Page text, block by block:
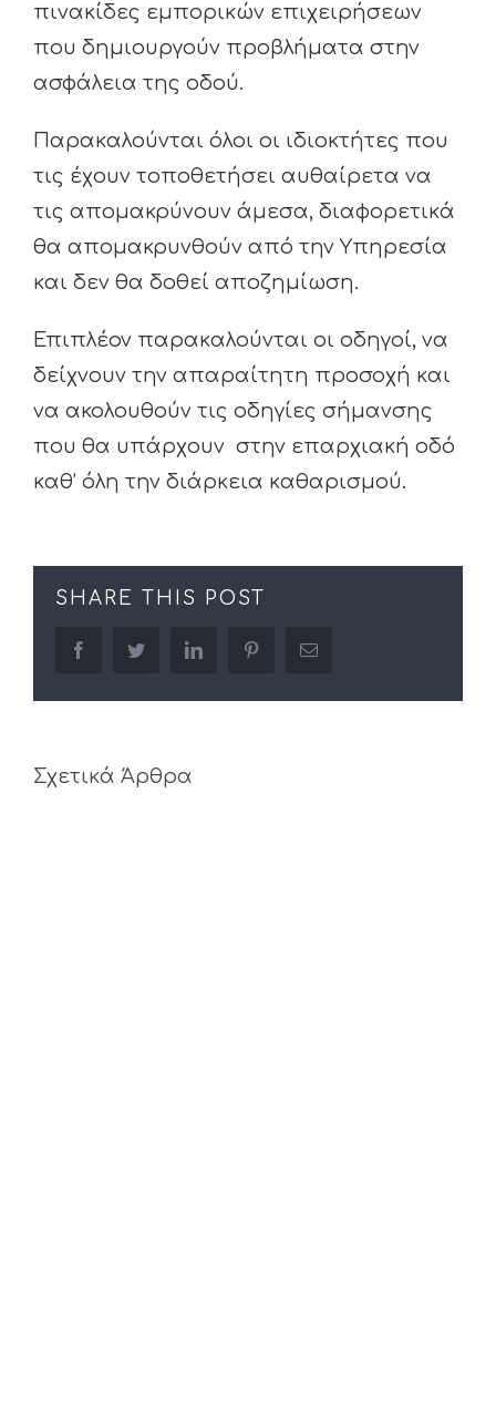
πινακίδες εμπορικών επιχειρήσεων
που δημιουργούν προβλήματα στην
ασφάλεια της οδού.
Παρακαλούνται όλοι οι ιδιοκτήτες που
τις έχουν τοποθετήσει αυθαίρετα να
τις απομακρύνουν άμεσα, διαφορετικά
θα απομακρυνθούν από την Υπηρεσία
και δεν θα δοθεί αποζημίωση.
Επιπλέον παρακαλούνται οι οδηγοί, να
δείχνουν την απαραίτητη προσοχή και
να ακολουθούν τις οδηγίες σήμανσης
που θα υπάρχουν στην επαρχιακή οδό
καθ’ όλη την διάρκεια καθαρισμού.
SHARE THIS POST
facebooktwitter linkedin pinterestEmail
Σχετικά Άρθρα